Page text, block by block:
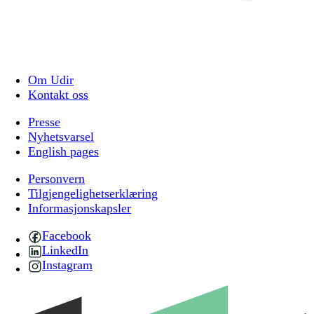
Om Udir
Kontakt oss
Presse
Nyhetsvarsel
English pages
Personvern
Tilgjengelighetserklæring
Informasjonskapsler
Facebook
LinkedIn
Instagram